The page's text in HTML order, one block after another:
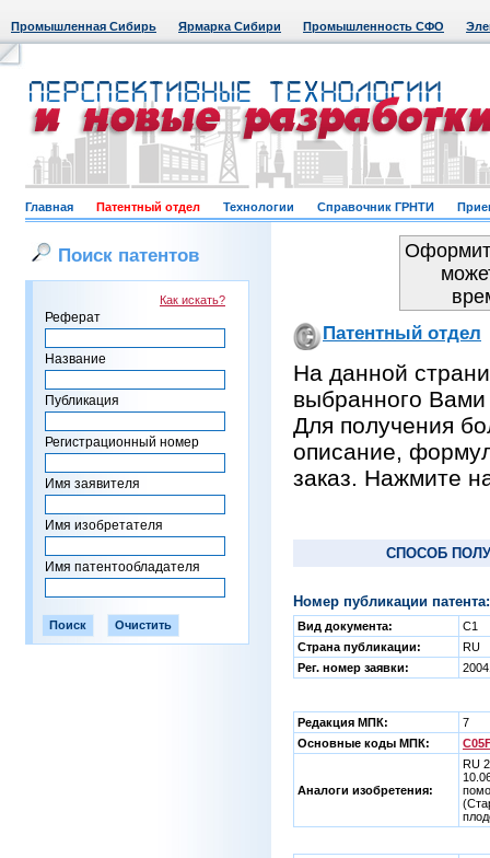
Промышленная Сибирь Ярмарка Сибири Промышленность СФО
Главная Патентный отдел Технологии Справочник ГРНТИ
Поиск патентов
Как искать?
Реферат
Название
Публикация
Регистрационный номер
Имя заявителя
Имя изобретателя
Имя патентообладателя
Патентный отдел
На данной
выбранного Вами
Для получения
описание,
заказ. Нажмите
СПОСОБ
Номер публикации
Вид документа:
C1
Страна публикации:
RU
Рег. номер заявки:
Редакция МПК:
7
Основные коды МПК:
Аналоги изобретения:
RU